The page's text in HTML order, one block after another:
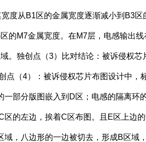
宽度从B1区的金属宽度逐渐减小到B3
的M7金属宽度。在M7层，电感输出
。独创点（3）比对结论：被诉侵权
（4）：被诉侵权芯片布图设计中，
一部分版图嵌入到D区；电感的隔离
区的左边，挨着C区布图。且E区上边
域，八边形的一边被切去，形成B区域